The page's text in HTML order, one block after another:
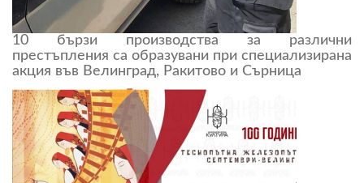
10 бързи производства за различни
престъпления са образувани при специализирана
акция във Велинград, Ракитово и Сърница